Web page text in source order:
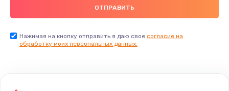
Заказать
Нажимая на кнопку отправить я даю свое согласие на
обработку моих персональных данных.